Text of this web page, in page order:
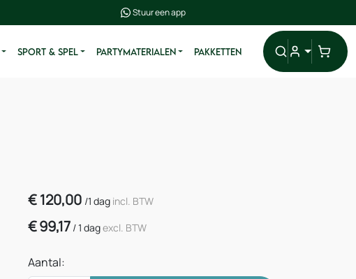
Stuur een app
SPORT & SPEL PARTYMATERIALEN PAKKETTEN
€120,00 /1 dag incl. BTW
€99,17 /1 dagexcl. BTW
Aantal: